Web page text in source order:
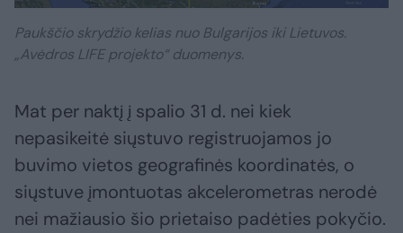
Paukščio skrydžio kelias nuo Bulgarijos iki Lietuvos.
„Avėdros LIFE projekto“ duomenys.
Mat per naktį į spalio 31 d. nei kiek
nepasikeitė siųstuvo registruojamos jo
buvimo vietos geografinės koordinatės, o
siųstuve įmontuotas akcelerometras nerodė
nei mažiausio šio prietaiso padėties pokyčio.